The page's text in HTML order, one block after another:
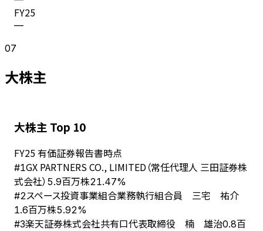
FY25
—
07
大株主
大株主 Top 10
FY25 有価証券報告書時点
#1GX PARTNERS CO., LIMITED（常任代理人 三田証券株
式会社） 5.9百万株21.47%
#2スペース投資事業組合業務執行組合員 三宅 祐介
1.6百万株5.92%
#3楽天証券株式会社共有口代表取締役 楠 雄治0.8百